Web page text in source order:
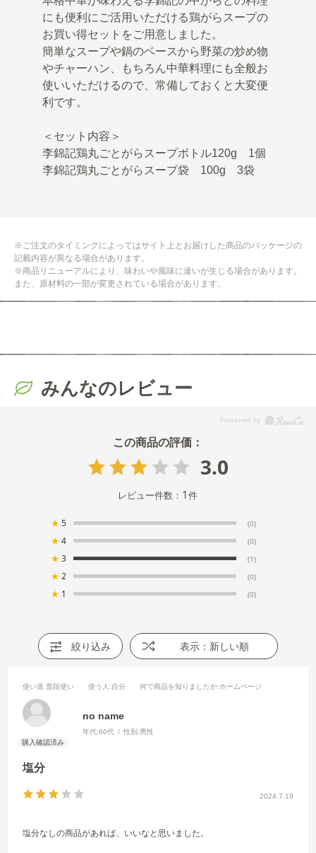
にも便利にご活用いただける鶏がらスープの
お買い得セットをご用意しました。
簡単なスープや鍋のベースから野菜の炒め物
やチャーハン、もちろん中華料理にも全般お
使いいただけるので、常備しておくと大変便
利です。
＜セット内容＞
李錦記鶏丸ごとがらスープボトル120g 1個
李錦記鶏丸ごとがらスープ袋 100g 3袋
※ご注文のタイミングによってはサイト上とお届けした商品のパッケージの
記載内容が異なる場合があります。
※商品リニューアルにより、味わいや風味に違いが生じる場合があります。
また、原材料の一部が変更されている場合があります。
みんなのレビュー
3.0
レビュー件数： 1件
★ 5 (0)
★ 4 (0)
★ 3 (1)
★ 2 (0)
★ 1 (0)
絞り込み 表示：新しい順
2024.7.19
塩分
使い道:普段使い 使う人 :自分 何で商品を知りましたか:ホームページ
no name
年代:60代 性別:男性
塩分なしの商品があれば、いいなと思いました。